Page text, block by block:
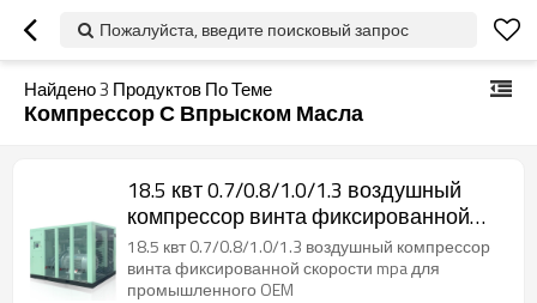
Пожалуйста, введите поисковый запрос
Найдено3 Продуктов По Теме
Компрессор С Впрыском Масла
18.5 квт 0.7/0.8/1.0/1.3 воздушный
компрессор винта фиксированной
скорости mpa для промышленного
OEM
18.5 квт 0.7/0.8/1.0/1.3 воздушный компрессор
винта фиксированной скорости mpa для
промышленного OEM